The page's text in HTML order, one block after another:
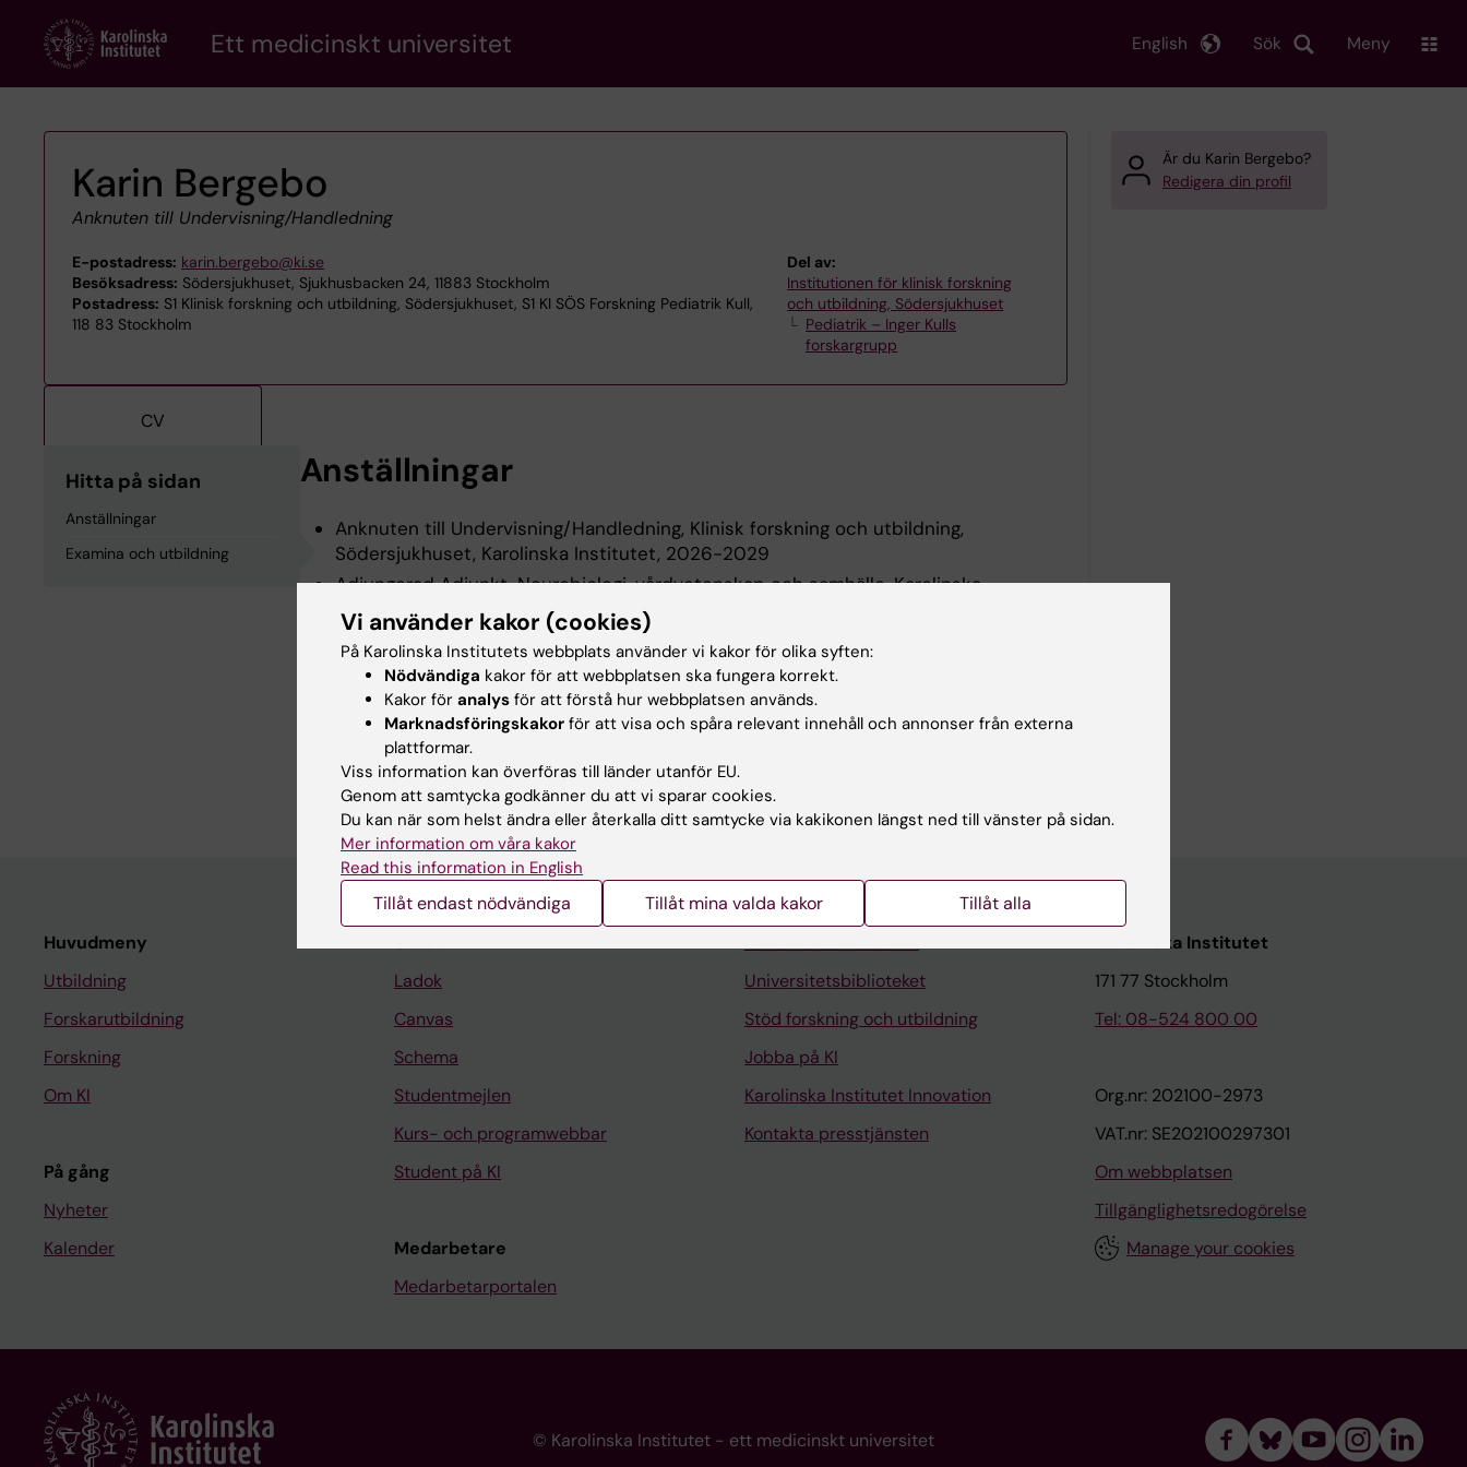
content
Ett medicinskt universitet Sök
English Meny
Karin Bergebo
Anknuten till Undervisning/Handledning
E-postadress: karin.bergebo@ki.se
Besöksadress: Södersjukhuset, Sjukhusbacken 24, 11883 Stockholm
Postadress: S1 Klinisk forskning och utbildning, Södersjukhuset, S1 KI SÖS Forskning Pediatrik Kull,
118 83 Stockholm
Del av:
Institutionen för klinisk forskning
och utbildning, Södersjukhuset
Pediatrik – Inger Kulls
forskargrupp
CV
Hitta på sidan
Anställningar
Examina och utbildning
Anställningar
Anknuten till Undervisning/Handledning, Klinisk forskning och utbildning,
Södersjukhuset, Karolinska Institutet, 2026-2029
Adjungerad Adjunkt, Neurobiologi, vårdvetenskap och samhälle, Karolinska
Institutet, 2023-2026
Examina och utbildning
Specialistsjuksköterskeexamen, Karolinska Institutet, 2023
Medicine Magisterexamen, Karolinska Institutet, 2023
Är du Karin Bergebo?
Redigera din profil
Huvudmeny
Utbildning
Forskarutbildning
Forskning
Om KI
På gång
Nyheter
Kalender
Ladok
Canvas
Schema
Studentmejlen
Kurs- och programwebbar
Student på KI
Medarbetare
Medarbetarportalen
Universitetsbiblioteket
Stöd forskning och utbildning
Jobba på KI
Karolinska Institutet Innovation
Kontakta presstjänsten
Karolinska Institutet
171 77 Stockholm
Tel: 08-524 800 00
Org.nr: 202100-2973
VAT.nr: SE202100297301
Om webbplatsen
Tillgänglighetsredogörelse
Manage your cookies
© Karolinska Institutet - ett medicinskt universitet
Vi använder kakor (cookies)
På Karolinska Institutets webbplats använder vi kakor för olika syften:
Nödvändiga kakor för att webbplatsen ska fungera korrekt.
Kakor för analys för att förstå hur webbplatsen används.
Marknadsföringskakor för att visa och spåra relevant innehåll och annonser från externa
plattformar.
Viss information kan överföras till länder utanför EU.
Genom att samtycka godkänner du att vi sparar cookies.
Du kan när som helst ändra eller återkalla ditt samtycke via kakikonen längst ned till vänster på sidan.
Mer information om våra kakor
Read this information in English
Tillåt endast nödvändiga Tillåt mina valda kakor Tillåt alla